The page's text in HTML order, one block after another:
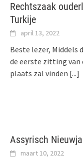
Rechtszaak
Turkije
april 13, 2022
Beste lezer,
de eerste zitting van
plaats zal vinden [...]
Assyrisch
maart 10, 2022